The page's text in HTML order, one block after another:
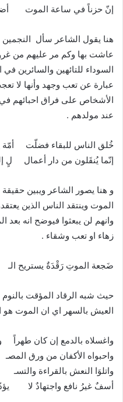
إنّ حزناً في ساعة الموت
هنا يقول الشاعر سأل النجمين
عاشت بها وكم مر عليهم من
السوداء للتائهين والسائرين
عبارة عن تعب وجهد وأنها لا
الأشخاص على فراق احبائهم
عند مولدهم .
خُلق الناس للبقاء فضلّت أمّة
إنّما يُنقَلون من دار أعمال لٍ
و هنا يصور الشاعر ويبين حقيقة
الموت وينتقد الناس الذين
وانهم لن يبعثوا فيوضح انه
زهاء او تعب وشقاء .
ضَجعة الموتِ رَقْدَةٌ يستريح
حيث شبه الرقاد المؤقت
العيش بالسهر اي ان الموت هو
واغسلاه بالدمع إن كان طهراً
واحبواه الأكفان من ورق
واتلوَا النعش بالقراءة والتسـ
أسفٌ غيرُ نافع واجتهادٌ لا